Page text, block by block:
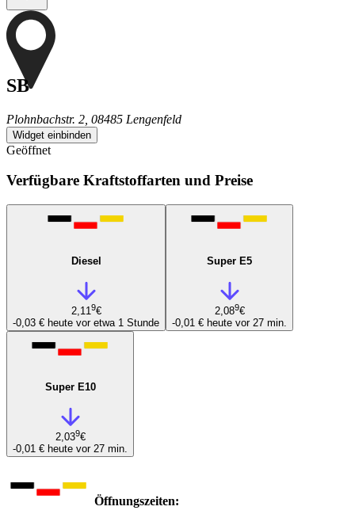
SB
Plohnbachstr. 2, 08485 Lengenfeld
Widget einbinden
Geöffnet
Verfügbare Kraftstoffarten und Preise
Diesel
2,119€
-0,03 € heute vor etwa 1 Stunde
Super E5
2,089€
-0,01 € heute vor 27 min.
Super E10
2,039€
-0,01 € heute vor 27 min.
Öffnungszeiten: